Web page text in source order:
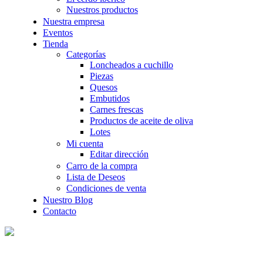
Nuestros productos
Nuestra empresa
Eventos
Tienda
Categorías
Loncheados a cuchillo
Piezas
Quesos
Embutidos
Carnes frescas
Productos de aceite de oliva
Lotes
Mi cuenta
Editar dirección
Carro de la compra
Lista de Deseos
Condiciones de venta
Nuestro Blog
Contacto